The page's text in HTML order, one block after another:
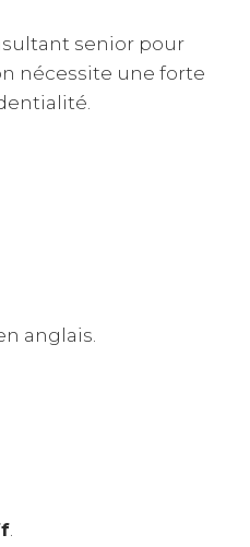
senior pour
nécessite une forte
anglais.
.